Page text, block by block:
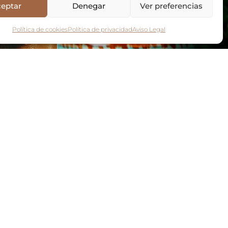
Denegar Ver preferencias
Política de cookiesPolítica de privacidadAviso Legal